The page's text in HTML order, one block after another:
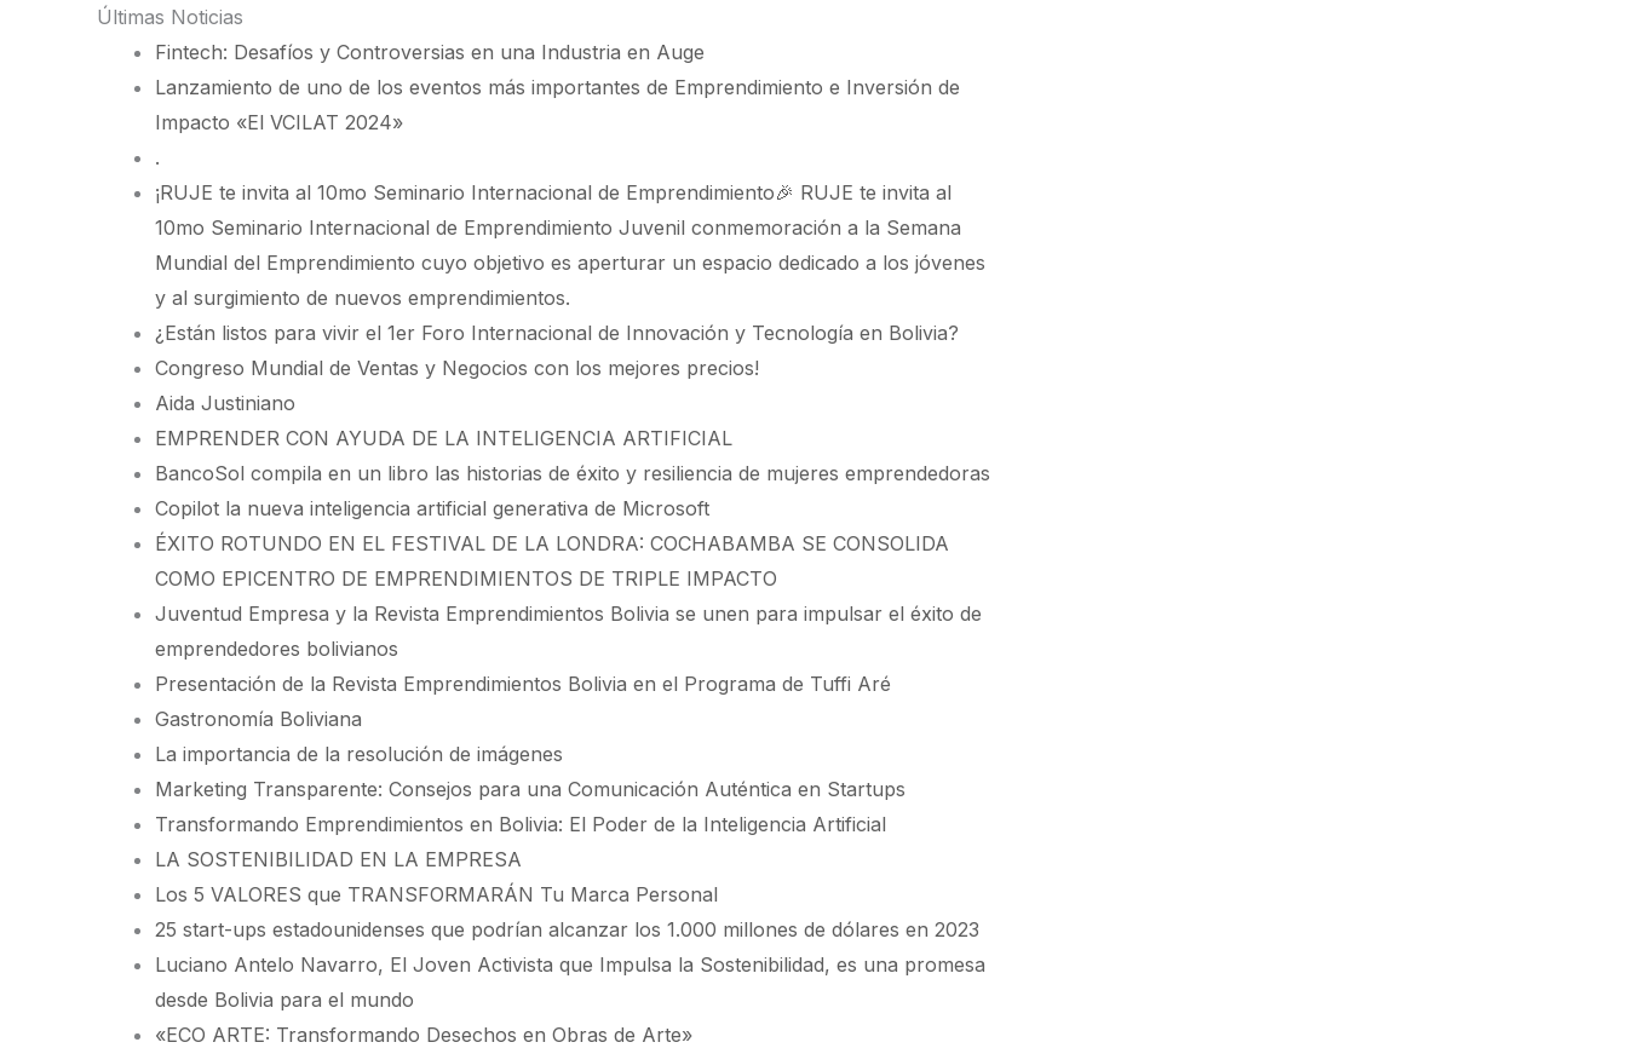
Últimas Noticias
Fintech: Desafíos y Controversias en una Industria en Auge
Lanzamiento de uno de los eventos más importantes de Emprendimiento e Inversión de
Impacto «El VCILAT 2024»
.
¡RUJE te invita al 10mo Seminario Internacional de Emprendimiento🎉 RUJE te invita al
10mo Seminario Internacional de Emprendimiento Juvenil conmemoración a la Semana
Mundial del Emprendimiento cuyo objetivo es aperturar un espacio dedicado a los jóvenes
y al surgimiento de nuevos emprendimientos.
¿Están listos para vivir el 1er Foro Internacional de Innovación y Tecnología en Bolivia?
Congreso Mundial de Ventas y Negocios con los mejores precios!
Aida Justiniano
EMPRENDER CON AYUDA DE LA INTELIGENCIA ARTIFICIAL
BancoSol compila en un libro las historias de éxito y resiliencia de mujeres emprendedoras
Copilot la nueva inteligencia artificial generativa de Microsoft
ÉXITO ROTUNDO EN EL FESTIVAL DE LA LONDRA: COCHABAMBA SE CONSOLIDA
COMO EPICENTRO DE EMPRENDIMIENTOS DE TRIPLE IMPACTO
Juventud Empresa y la Revista Emprendimientos Bolivia se unen para impulsar el éxito de
emprendedores bolivianos
Presentación de la Revista Emprendimientos Bolivia en el Programa de Tuffi Aré
Gastronomía Boliviana
La importancia de la resolución de imágenes
Marketing Transparente: Consejos para una Comunicación Auténtica en Startups
Transformando Emprendimientos en Bolivia: El Poder de la Inteligencia Artificial
LA SOSTENIBILIDAD EN LA EMPRESA
Los 5 VALORES que TRANSFORMARÁN Tu Marca Personal
25 start-ups estadounidenses que podrían alcanzar los 1.000 millones de dólares en 2023
Luciano Antelo Navarro, El Joven Activista que Impulsa la Sostenibilidad, es una promesa
desde Bolivia para el mundo
«ECO ARTE: Transformando Desechos en Obras de Arte»